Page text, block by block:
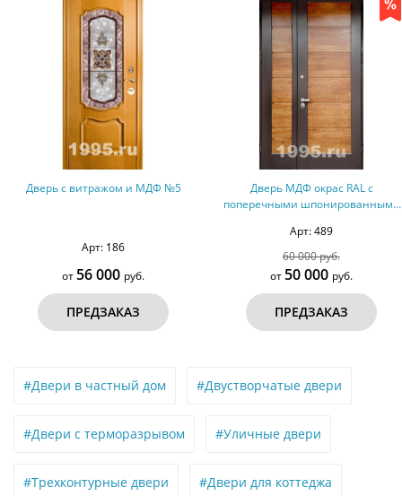
и МДФ №5
Дверь МДФ окрас RAL с
поперечными шпонированными
Дверь с
#Двери в частный дом #Двустворчатые двери
#Двери с терморазрывом #Уличные двери
#Трехконтурные двери #Двери для коттеджа